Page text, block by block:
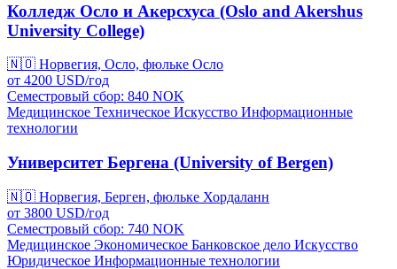
Колледж Осло и Акерсхуса (Oslo and Akershus
University College)
🇳🇴 Норвегия, Осло, фюльке Осло
от 4200 USD/год
Семестровый сбор: 840 NOK
Медицинское Техническое Искусство Информационные
технологии
Университет Бергена (University of Bergen)
🇳🇴 Норвегия, Берген, фюльке Хордаланн
от 3800 USD/год
Семестровый сбор: 740 NOK
Медицинское Экономическое Банковское дело Искусство
Юридическое Информационные технологии